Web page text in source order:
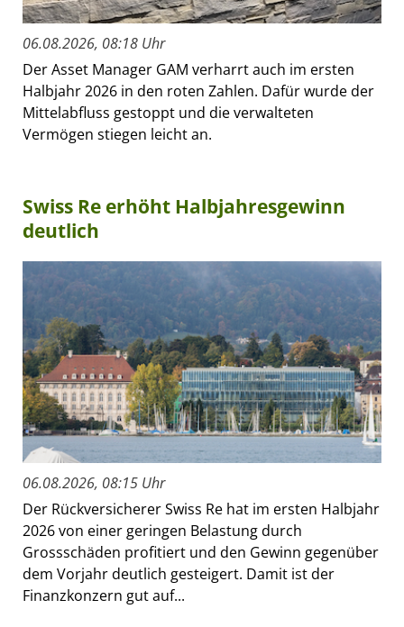
06.08.2026, 08:18 Uhr
Der Asset Manager GAM verharrt auch im ersten
Halbjahr 2026 in den roten Zahlen. Dafür wurde der
Mittelabfluss gestoppt und die verwalteten
Vermögen stiegen leicht an.
Swiss Re erhöht Halbjahresgewinn
deutlich
06.08.2026, 08:15 Uhr
Der Rückversicherer Swiss Re hat im ersten Halbjahr
2026 von einer geringen Belastung durch
Grossschäden profitiert und den Gewinn gegenüber
dem Vorjahr deutlich gesteigert. Damit ist der
Finanzkonzern gut auf...